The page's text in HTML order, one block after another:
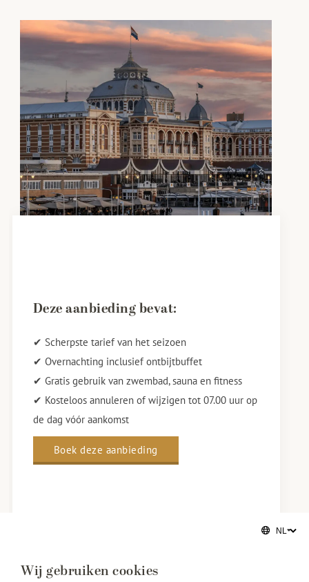
Deze aanbieding bevat:
✔ Scherpste tarief van het seizoen
✔ Overnachting inclusief ontbijtbuffet
✔ Gratis gebruik van zwembad, sauna en fitness
✔ Kosteloos annuleren of wijzigen tot 07.00 uur op
de dag vóór aankomst
Boek deze aanbieding
Wij gebruiken cookies